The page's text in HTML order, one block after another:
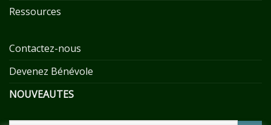
Ressources
Contactez-nous
Devenez Bénévole
NOUVEAUTES